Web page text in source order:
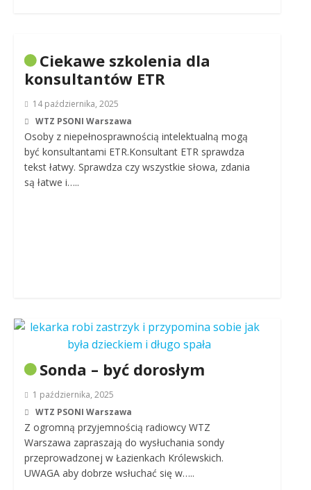
Ciekawe szkolenia dla
konsultantów ETR
14 października, 2025
WTZ PSONI Warszawa
Osoby z niepełnosprawnością intelektualną mogą
być konsultantami ETR.Konsultant ETR sprawdza
tekst łatwy. Sprawdza czy wszystkie słowa, zdania
są łatwe i…..
Sonda – być dorosłym
1 października, 2025
WTZ PSONI Warszawa
Z ogromną przyjemnością radiowcy WTZ
Warszawa zapraszają do wysłuchania sondy
przeprowadzonej w Łazienkach Królewskich.
UWAGA aby dobrze wsłuchać się w…..